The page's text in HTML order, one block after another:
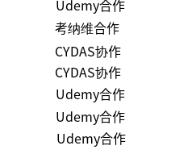
Udemy合作
考纳维合作
CYDAS协作
CYDAS协作
Udemy合作
Udemy合作
Udemy合作